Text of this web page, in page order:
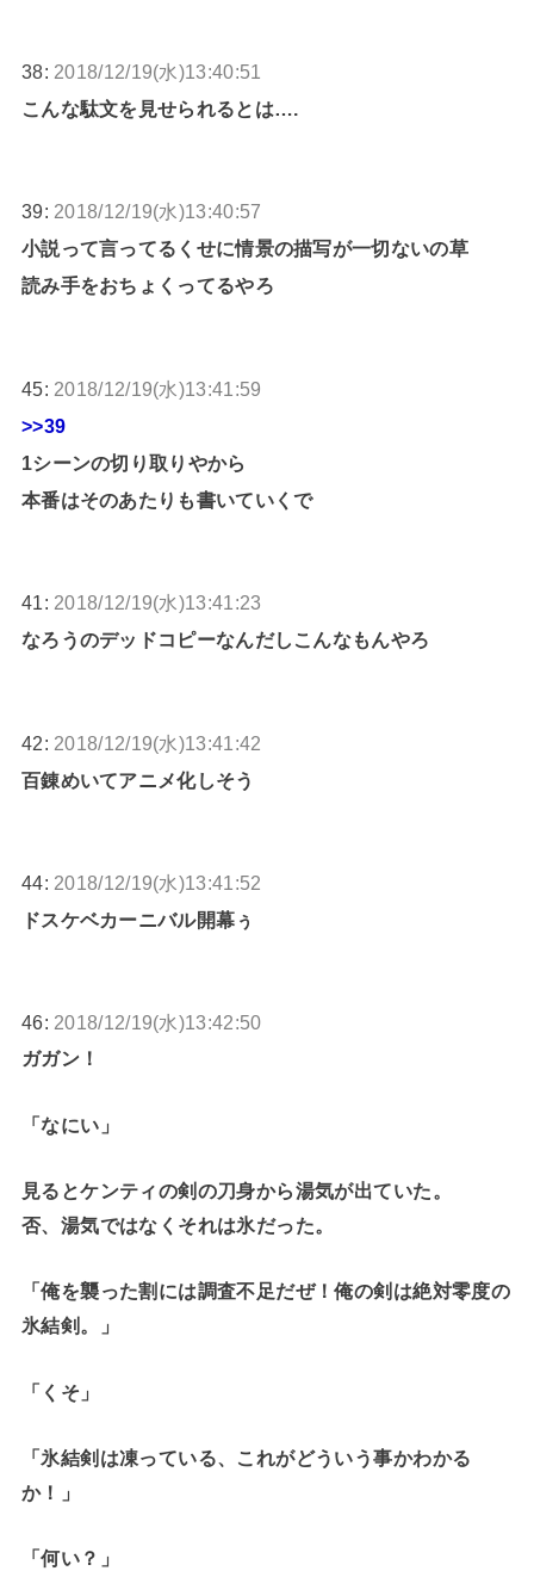
38: 2018/12/19(水)13:40:51
こんな駄文を見せられるとは….
39: 2018/12/19(水)13:40:57
小説って言ってるくせに情景の描写が一切ないの草
読み手をおちょくってるやろ
45: 2018/12/19(水)13:41:59
>>39
1シーンの切り取りやから
本番はそのあたりも書いていくで
41: 2018/12/19(水)13:41:23
なろうのデッドコピーなんだしこんなもんやろ
42: 2018/12/19(水)13:41:42
百錬めいてアニメ化しそう
44: 2018/12/19(水)13:41:52
ドスケベカーニバル開幕ぅ
46: 2018/12/19(水)13:42:50
ガガン！
「なにい」
見るとケンティの剣の刀身から湯気が出ていた。
否、湯気ではなくそれは氷だった。
「俺を襲った割には調査不足だぜ！俺の剣は絶対零度の
氷結剣。」
「くそ」
「氷結剣は凍っている、これがどういう事かわかる
か！」
「何い？」